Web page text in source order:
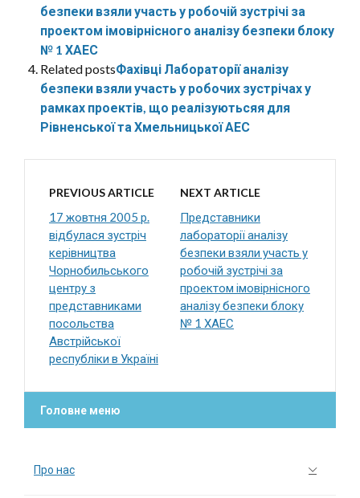
безпеки взяли участь у робочій зустрічі за
проектом імовірнісного аналізу безпеки блоку
№ 1 ХАЕС
Related postsФахівці Лабораторії аналізу
безпеки взяли участь у робочих зустрічах у
рамках проектів, що реалізуютьсяя для
Рівненської та Хмельницької АЕС
PREVIOUS ARTICLE
17 жовтня 2005 р.
відбулася зустріч
керівництва
Чорнобильського
центру з
представниками
посольства
Австрійської
республіки в Україні
NEXT ARTICLE
Представники
лабораторії аналізу
безпеки взяли участь у
робочій зустрічі за
проектом імовірнісного
аналізу безпеки блоку
№ 1 ХАЕС
Головне меню
Про нас